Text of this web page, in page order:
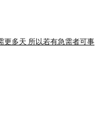
更多天 所以若有急需者可事